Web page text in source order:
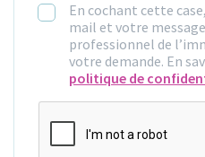
En cochant cette
mail et votre
professionnel de
votre demande. En
politique de